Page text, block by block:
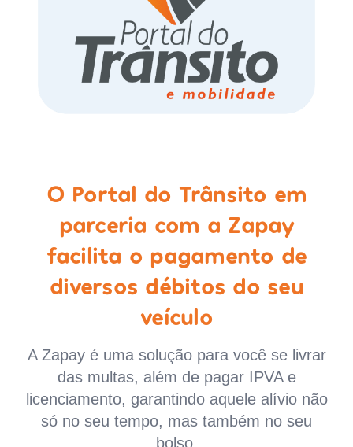
O Portal do Trânsito em
parceria com a Zapay
facilita o pagamento de
diversos débitos do seu
veículo
A Zapay é uma solução para você se livrar
das multas, além de pagar IPVA e
licenciamento, garantindo aquele alívio não
só no seu tempo, mas também no seu
bolso.